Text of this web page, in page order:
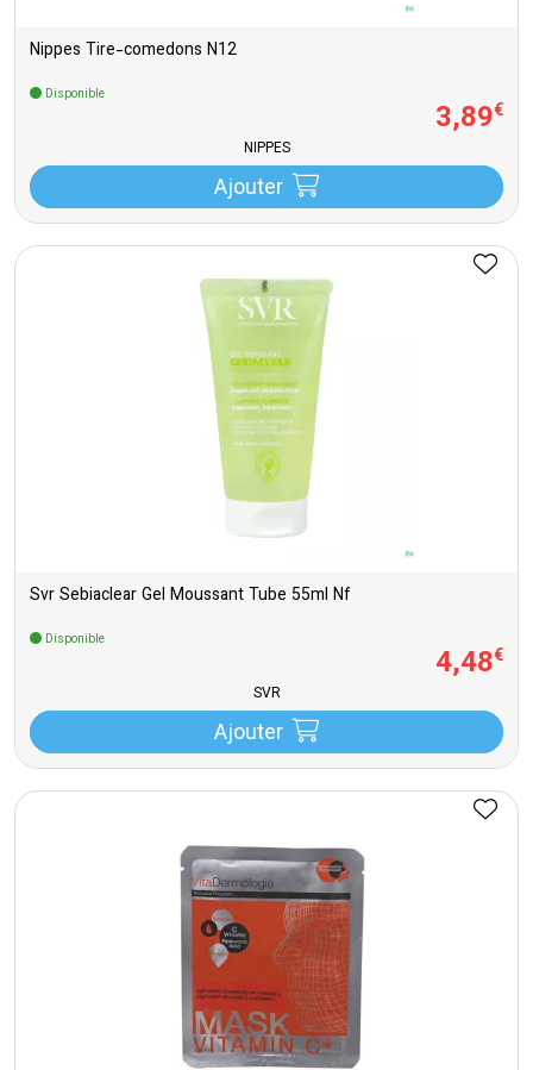
Nippes Tire-comedons N12
Disponible
3,89€
NIPPES
Ajouter
Svr Sebiaclear Gel Moussant Tube 55ml Nf
Disponible
4,48€
SVR
Ajouter